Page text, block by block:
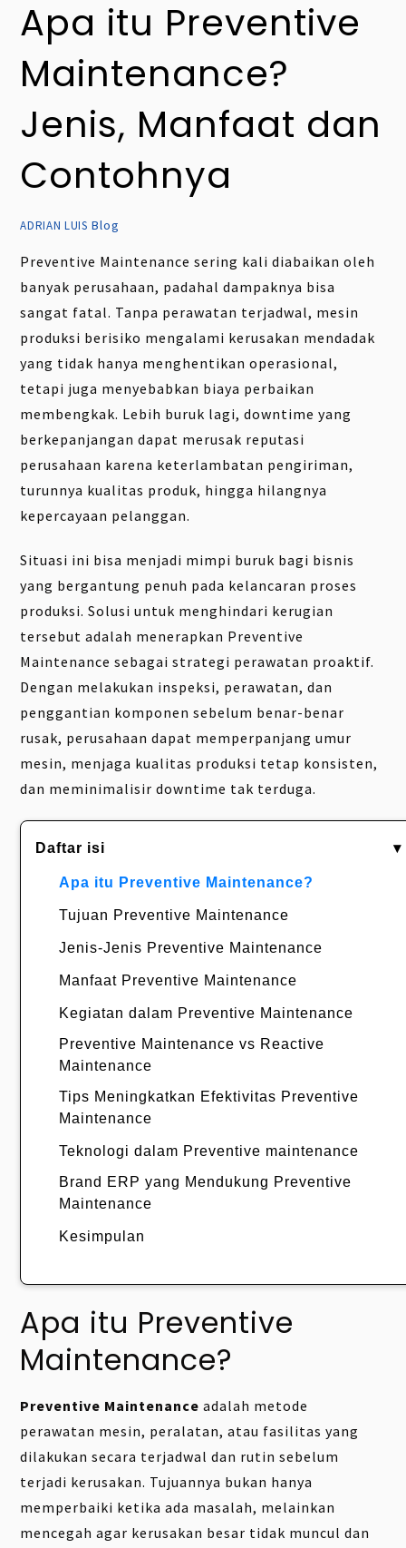
Apa itu Preventive
Maintenance?
Jenis, Manfaat dan
Contohnya
ADRIAN LUIS Blog
Preventive Maintenance sering kali diabaikan oleh
banyak perusahaan, padahal dampaknya bisa
sangat fatal. Tanpa perawatan terjadwal, mesin
produksi berisiko mengalami kerusakan mendadak
yang tidak hanya menghentikan operasional,
tetapi juga menyebabkan biaya perbaikan
membengkak. Lebih buruk lagi, downtime yang
berkepanjangan dapat merusak reputasi
perusahaan karena keterlambatan pengiriman,
turunnya kualitas produk, hingga hilangnya
kepercayaan pelanggan.
Situasi ini bisa menjadi mimpi buruk bagi bisnis
yang bergantung penuh pada kelancaran proses
produksi. Solusi untuk menghindari kerugian
tersebut adalah menerapkan Preventive
Maintenance sebagai strategi perawatan proaktif.
Dengan melakukan inspeksi, perawatan, dan
penggantian komponen sebelum benar-benar
rusak, perusahaan dapat memperpanjang umur
mesin, menjaga kualitas produksi tetap konsisten,
dan meminimalisir downtime tak terduga.
Daftar isi ▾
Apa itu Preventive Maintenance?
Tujuan Preventive Maintenance
Jenis-Jenis Preventive Maintenance
Manfaat Preventive Maintenance
Kegiatan dalam Preventive Maintenance
Preventive Maintenance vs Reactive
Maintenance
Tips Meningkatkan Efektivitas Preventive
Maintenance
Teknologi dalam Preventive maintenance
Brand ERP yang Mendukung Preventive
Maintenance
Kesimpulan
Apa itu Preventive
Maintenance?
Preventive Maintenance adalah metode
perawatan mesin, peralatan, atau fasilitas yang
dilakukan secara terjadwal dan rutin sebelum
terjadi kerusakan. Tujuannya bukan hanya
memperbaiki ketika ada masalah, melainkan
mencegah agar kerusakan besar tidak muncul dan